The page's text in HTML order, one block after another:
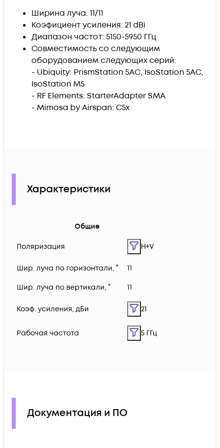
Ширина луча: 11/11
Коэфициент усиления: 21 dBi
Диапазон частот: 5150-5950 ГГц
Совместимость со следующим
оборудованием следующих серий:
- Ubiquity: PrismStation 5AC, IsoStation 5AC,
IsoStation M5
- RF Elements: StarterAdapter SMA
- Mimosa by Airspan: C5x
Характеристики
Общие
Поляризация H+V
Шир. луча по горизонтали, ° 11
Шир. луча по вертикали, ° 11
Коэф. усиления, дБи 21
Рабочая частота 5 ГГц
Документация и ПО